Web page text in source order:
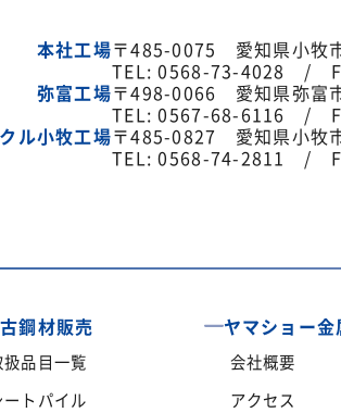
本社工場〒485-0075 愛知県小牧
TEL: 0568-73-4028 /
弥富工場〒498-0066 愛知県弥富
TEL: 0567-68-6116 /
ル小牧工場〒485-0827 愛知県小牧
TEL: 0568-74-2811 /
鋼材販売
扱品目一覧
ートパイル
ヤマショー金
会社概要
アクセス